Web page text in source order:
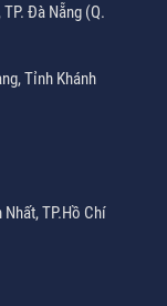
Đà Nẵng (Q.
Tỉnh Khánh
TP.Hồ Chí